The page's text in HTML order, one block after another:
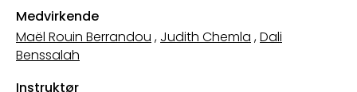
Medvirkende
Maël Rouin Berrandou , Judith Chemla ,Dali
Benssalah
Instruktør